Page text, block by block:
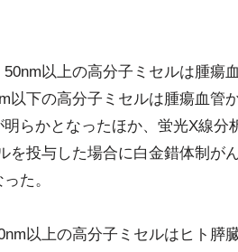
以上の高分子ミセルは腫瘍
下の高分子ミセルは腫瘍血管
らかとなったほか、蛍光X線分
を投与した場合に白金錯体制が
た。
以上の高分子ミセルはヒト膵